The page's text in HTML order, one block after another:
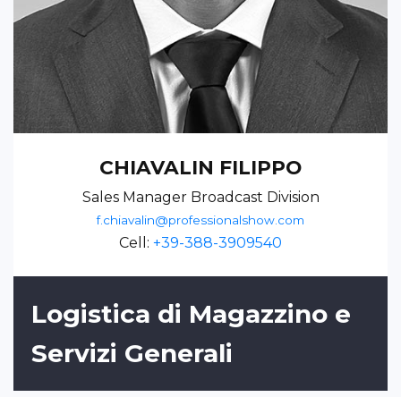
CHIAVALIN FILIPPO
Sales Manager Broadcast Division
f.chiavalin@professionalshow.com
Cell: +39-388-3909540
Logistica di Magazzino e
Servizi Generali